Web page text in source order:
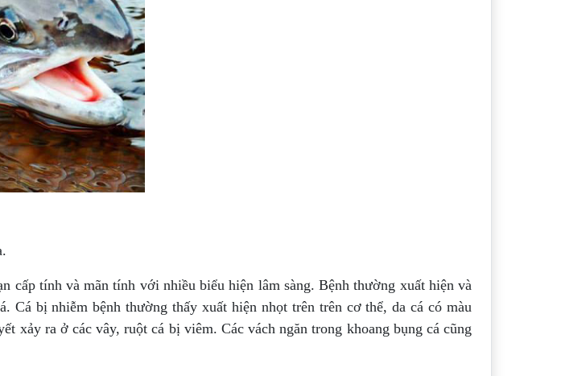
cấp tính và mãn tính với nhiều biểu hiện lâm sàng. Bệnh thường xuất hiện và
Cá bị nhiễm bệnh thường thấy xuất hiện nhọt trên trên cơ thể, da cá có màu
xảy ra ở các vây, ruột cá bị viêm. Các vách ngăn trong khoang bụng cá cũng